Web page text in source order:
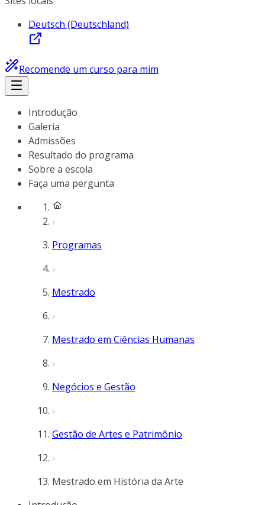
Deutsch (Deutschland)
Recomende um curso para mim
Introdução
Galeria
Admissões
Resultado do programa
Sobre a escola
Faça uma pergunta
Programas
Mestrado
Mestrado em Ciências Humanas
Negócios e Gestão
Gestão de Artes e Patrimônio
Mestrado em História da Arte